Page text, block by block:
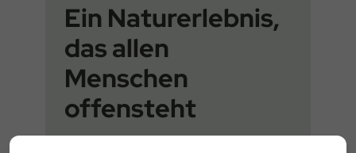
Ein Naturerlebnis,
das allen
Menschen
offensteht